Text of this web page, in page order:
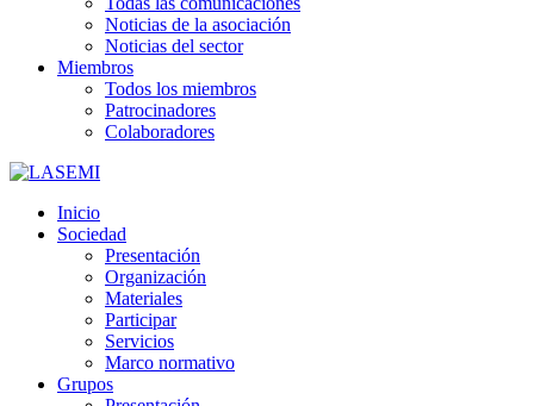
Noticias de la asociación
Noticias del sector
Miembros
Todos los miembros
Patrocinadores
Colaboradores
Inicio
Sociedad
Presentación
Organización
Materiales
Participar
Servicios
Marco normativo
Grupos